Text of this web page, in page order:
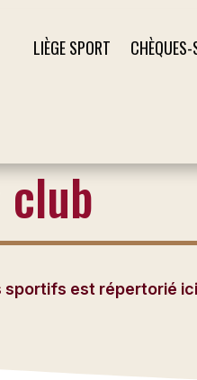
LIÈGE SPORT
club
sportifs est répertorié